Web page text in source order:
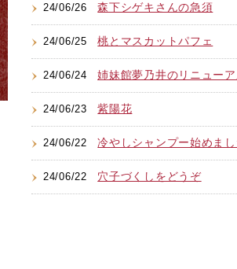
24/06/26森下シゲキさんの急須
24/06/25桃とマスカットパフェ
24/06/24姉妹館夢乃井のリニューア
24/06/23紫陽花
24/06/22 冷やしシャンプー始めまし
24/06/22 穴子づくしをどうぞ